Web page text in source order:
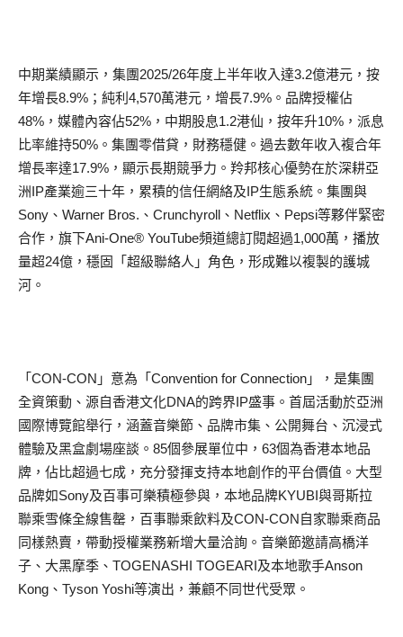
中期業績顯示，集團2025/26年度上半年收入達3.2億港元，按
年增長8.9%；純利4,570萬港元，增長7.9%。品牌授權佔
48%，媒體內容佔52%，中期股息1.2港仙，按年升10%，派息
比率維持50%。集團零借貸，財務穩健。過去數年收入複合年
增長率達17.9%，顯示長期競爭力。羚邦核心優勢在於深耕亞
洲IP產業逾三十年，累積的信任網絡及IP生態系統。集團與
Sony、Warner Bros.、Crunchyroll、Netflix、Pepsi等夥伴緊密
合作，旗下Ani-One® YouTube頻道總訂閱超過1,000萬，播放
量超24億，穩固「超級聯絡人」角色，形成難以複製的護城
河。
「CON-CON」意為「Convention for Connection」，是集團
全資策動、源自香港文化DNA的跨界IP盛事。首屆活動於亞洲
國際博覽館舉行，涵蓋音樂節、品牌市集、公開舞台、沉浸式
體驗及黑盒劇場座談。85個參展單位中，63個為香港本地品
牌，佔比超過七成，充分發揮支持本地創作的平台價值。大型
品牌如Sony及百事可樂積極參與，本地品牌KYUBI與哥斯拉
聯乘雪條全線售罄，百事聯乘飲料及CON-CON自家聯乘商品
同樣熱賣，帶動授權業務新增大量洽詢。音樂節邀請高橋洋
子、大黑摩季、TOGENASHI TOGEARI及本地歌手Anson
Kong、Tyson Yoshi等演出，兼顧不同世代受眾。